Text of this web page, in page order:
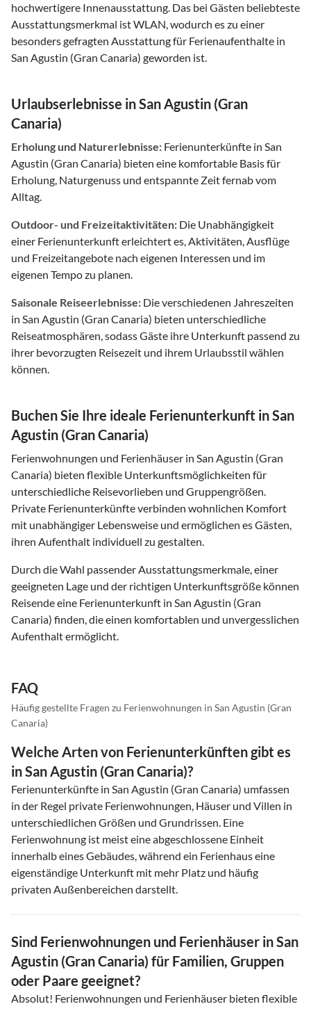
hochwertigere Innenausstattung. Das bei Gästen beliebteste
Ausstattungsmerkmal ist WLAN, wodurch es zu einer
besonders gefragten Ausstattung für Ferienaufenthalte in
San Agustin (Gran Canaria) geworden ist.
Urlaubserlebnisse in San Agustin (Gran
Canaria)
Erholung und Naturerlebnisse: Ferienunterkünfte in San
Agustin (Gran Canaria) bieten eine komfortable Basis für
Erholung, Naturgenuss und entspannte Zeit fernab vom
Alltag.
Outdoor- und Freizeitaktivitäten: Die Unabhängigkeit
einer Ferienunterkunft erleichtert es, Aktivitäten, Ausflüge
und Freizeitangebote nach eigenen Interessen und im
eigenen Tempo zu planen.
Saisonale Reiseerlebnisse: Die verschiedenen Jahreszeiten
in San Agustin (Gran Canaria) bieten unterschiedliche
Reiseatmosphären, sodass Gäste ihre Unterkunft passend zu
ihrer bevorzugten Reisezeit und ihrem Urlaubsstil wählen
können.
Buchen Sie Ihre ideale Ferienunterkunft in San
Agustin (Gran Canaria)
Ferienwohnungen und Ferienhäuser in San Agustin (Gran
Canaria) bieten flexible Unterkunftsmöglichkeiten für
unterschiedliche Reisevorlieben und Gruppengrößen.
Private Ferienunterkünfte verbinden wohnlichen Komfort
mit unabhängiger Lebensweise und ermöglichen es Gästen,
ihren Aufenthalt individuell zu gestalten.
Durch die Wahl passender Ausstattungsmerkmale, einer
geeigneten Lage und der richtigen Unterkunftsgröße können
Reisende eine Ferienunterkunft in San Agustin (Gran
Canaria) finden, die einen komfortablen und unvergesslichen
Aufenthalt ermöglicht.
FAQ
Häufig gestellte Fragen zu Ferienwohnungen in San Agustin (Gran
Canaria)
Welche Arten von Ferienunterkünften gibt es
in San Agustin (Gran Canaria)?
Ferienunterkünfte in San Agustin (Gran Canaria) umfassen
in der Regel private Ferienwohnungen, Häuser und Villen in
unterschiedlichen Größen und Grundrissen. Eine
Ferienwohnung ist meist eine abgeschlossene Einheit
innerhalb eines Gebäudes, während ein Ferienhaus eine
eigenständige Unterkunft mit mehr Platz und häufig
privaten Außenbereichen darstellt.
Sind Ferienwohnungen und Ferienhäuser in San
Agustin (Gran Canaria) für Familien, Gruppen
oder Paare geeignet?
Absolut! Ferienwohnungen und Ferienhäuser bieten flexible